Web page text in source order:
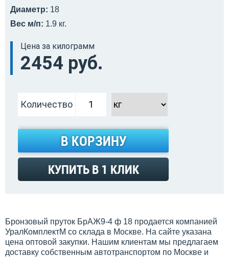
Диаметр: 18
Вес м/п: 1.9 кг.
Цена за килограмм
2454 руб.
Количество
В КОРЗИНУ
КУПИТЬ В 1 КЛИК
Бронзовый пруток БрАЖ9-4 ф 18 продается компанией
УралКомплектМ со склада в Москве. На сайте указана
цена оптовой закупки. Нашим клиентам мы предлагаем
доставку собственным автотранспортом по Москве и